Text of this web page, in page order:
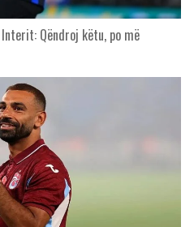
Qëndroj këtu, po më